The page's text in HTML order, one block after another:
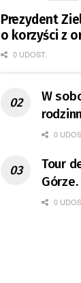
Prezydent
o korzyści z
mety Tour de
0 UDOST.
W
0
Tour
0